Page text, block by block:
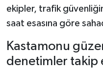
ekipler, trafik
saat esasına göre
Kastamonu
denetimler takip
Siyaset Haberleri
Yerel Haberler